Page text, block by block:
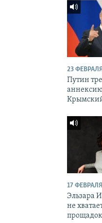
23
Путин
17
Эльзара
не